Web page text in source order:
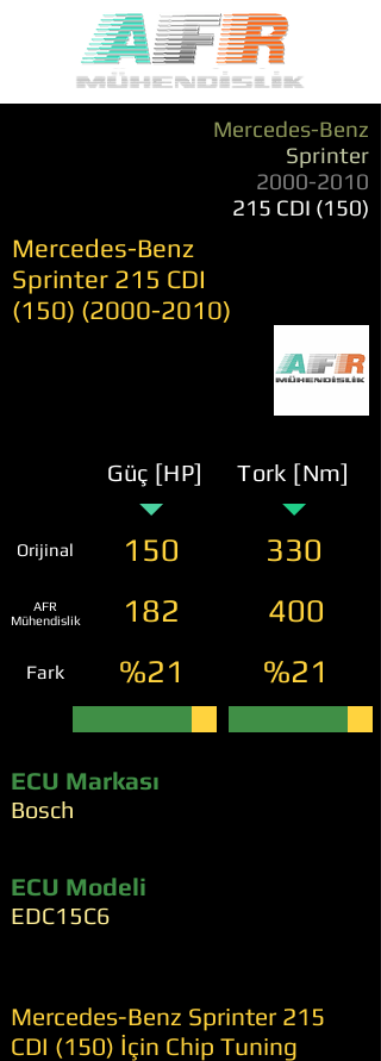
Mercedes-Benz
Sprinter
2000-2010
215 CDI (150)
Mercedes-Benz
Sprinter 215 CDI
(150) (2000-2010)
Güç [HP] Tork [Nm]
Orijinal 150 330
AFR
Mühendislik
182 400
Fark %21 %21
ECU Markası
Bosch
ECU Modeli
EDC15C6
Mercedes-Benz Sprinter 215
CDI (150) İçin Chip Tuning